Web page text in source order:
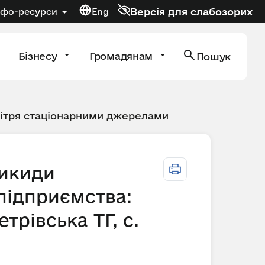
ресурси Eng Версія для слабозорих
Бізнесу Громадянам Пошук
стаціонарними джерелами
ТГ, с.